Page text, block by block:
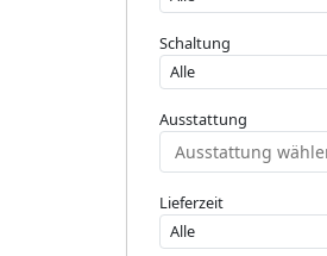
Schaltung
Ausstattung
Lieferzeit